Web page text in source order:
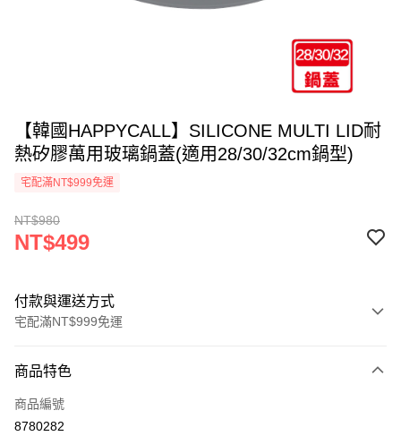
【韓國HAPPYCALL】SILICONE MULTI LID耐
熱矽膠萬用玻璃鍋蓋(適用28/30/32cm鍋型)
宅配滿NT$999免運
NT$980
NT$499
付款與運送方式
宅配滿NT$999免運
信用卡一次付款
LINE Pay
商品特色
商品編號
8780282